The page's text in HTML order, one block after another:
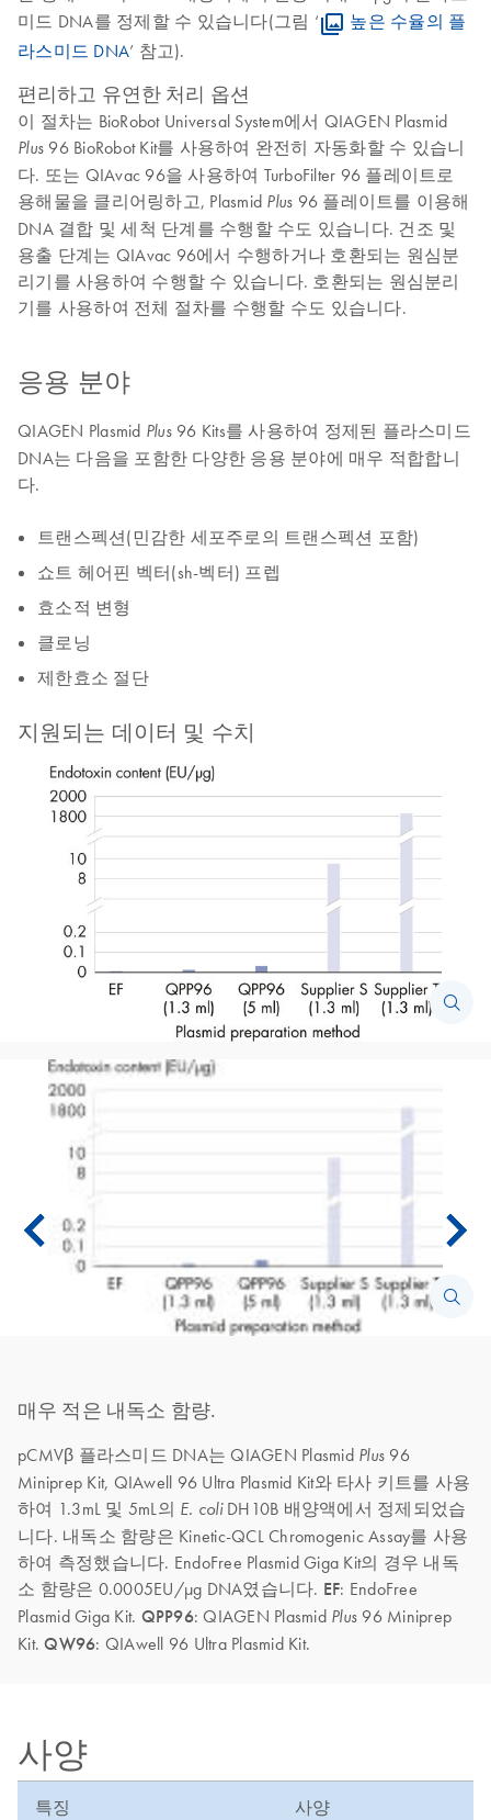
미드 DNA를 정제할 수 있습니다(그림 ‘
높은 수율의 플
라스미드 DNA’ 참고).
편리하고 유연한 처리 옵션
이 절차는 BioRobot Universal System에서 QIAGEN Plasmid
Plus 96 BioRobot Kit를 사용하여 완전히 자동화할 수 있습니
다. 또는 QIAvac 96을 사용하여 TurboFilter 96 플레이트로
용해물을 클리어링하고, Plasmid Plus 96 플레이트를 이용해
DNA 결합 및 세척 단계를 수행할 수도 있습니다. 건조 및
용출 단계는 QIAvac 96에서 수행하거나 호환되는 원심분
리기를 사용하여 수행할 수 있습니다. 호환되는 원심분리
기를 사용하여 전체 절차를 수행할 수도 있습니다.
응용 분야
QIAGEN Plasmid Plus96 Kits를 사용하여 정제된 플라스미드
DNA는 다음을 포함한 다양한 응용 분야에 매우 적합합니
다.
트랜스펙션(민감한 세포주로의 트랜스펙션 포함)
쇼트 헤어핀 벡터(sh-벡터) 프렙
효소적 변형
클로닝
제한효소 절단
지원되는 데이터 및 수치
매우 적은 내독소 함량.
pCMVβ 플라스미드 DNA는 QIAGEN Plasmid Plus 96
Miniprep Kit, QIAwell 96 Ultra Plasmid Kit와 타사 키트를 사용
하여 1.3mL 및 5mL의 E. coliDH10B 배양액에서 정제되었습
니다. 내독소 함량은 Kinetic-QCL Chromogenic Assay를 사용
하여 측정했습니다. EndoFree Plasmid Giga Kit의 경우 내독
소 함량은 0.0005EU/μg DNA였습니다. EF: EndoFree
Plasmid Giga Kit. QPP96: QIAGEN Plasmid Plus 96 Miniprep
Kit.QW96: QIAwell 96 Ultra Plasmid Kit.
사양
특징 사양